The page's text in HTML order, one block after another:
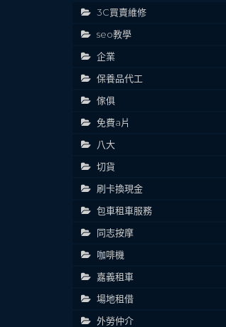
3C買賣維修
seo教學
企業
保養品代工
傢俱
免費a片
八大
切貨
刷卡換現金
包車租車服務
同志按摩
咖啡機
嘉義租車
場地租借
外勞仲介